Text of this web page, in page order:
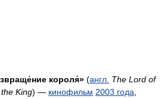
короля́» (англ. The Lord of
King) — кинофильм 2003 года